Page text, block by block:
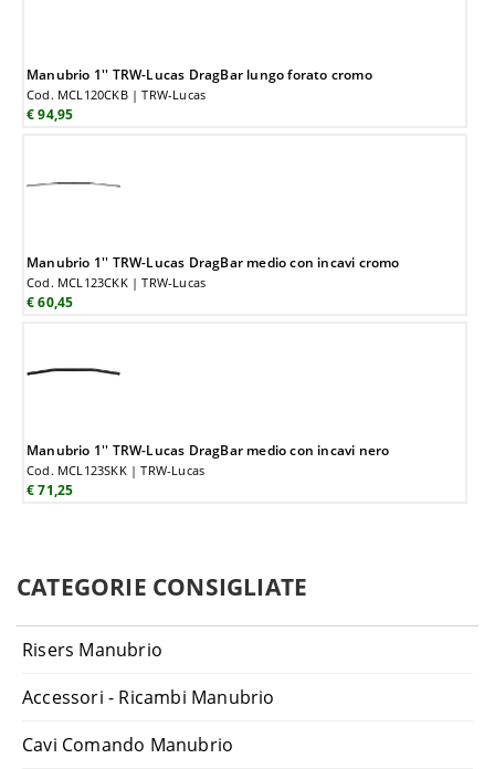
Manubrio 1'' TRW-Lucas DragBar lungo forato cromo
Cod. MCL120CKB | TRW-Lucas
€ 94,95
Manubrio 1'' TRW-Lucas DragBar medio con incavi cromo
Cod. MCL123CKK | TRW-Lucas
€ 60,45
Manubrio 1'' TRW-Lucas DragBar medio con incavi nero
Cod. MCL123SKK | TRW-Lucas
€ 71,25
CATEGORIE CONSIGLIATE
Risers Manubrio
Accessori - Ricambi Manubrio
Cavi Comando Manubrio